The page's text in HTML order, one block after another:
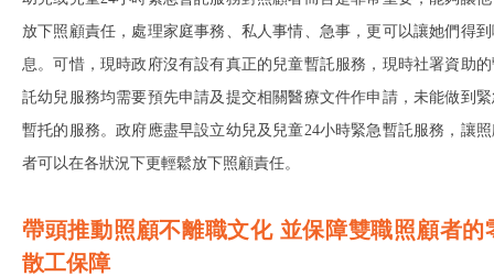
放下照顧責任，處理家庭事務、私人事情、急事，更可以讓她們得
息。可惜，現時政府沒有設有真正的兒童暫託服務，現時社署資助
託幼兒服務均需要預先申請及提交相關醫療文件作申請，未能做到
暫托的服務。政府應盡早設立幼兒及兒童24小時緊急暫託服務，讓
者可以在各狀況下更輕鬆放下照顧責任。
帶頭推動照顧不離職文化 並保障雙職照顧者的
散工保障